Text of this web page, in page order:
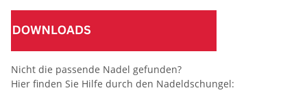
Nicht die passende Nadel gefunden?
Hier finden Sie Hilfe durch den Nadeldschungel: